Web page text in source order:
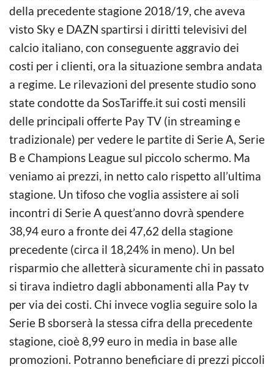
della precedente stagione 2018/19, che aveva
visto Sky e DAZN spartirsi i diritti televisivi del
calcio italiano, con conseguente aggravio dei
costi per i clienti, ora la situazione sembra andata
a regime. Le rilevazioni del presente studio sono
state condotte da SosTariffe.it sui costi mensili
delle principali offerte Pay TV (in streaming e
tradizionale) per vedere le partite di Serie A, Serie
B e Champions League sul piccolo schermo. Ma
veniamo ai prezzi, in netto calo rispetto all’ultima
stagione. Un tifoso che voglia assistere ai soli
incontri di Serie A quest’anno dovrà spendere
38,94 euro a fronte dei 47,62 della stagione
precedente (circa il 18,24% in meno). Un bel
risparmio che alletterà sicuramente chi in passato
si tirava indietro dagli abbonamenti alla Pay tv
per via dei costi. Chi invece voglia seguire solo la
Serie B sborserà la stessa cifra della precedente
stagione, cioè 8,99 euro in media in base alle
promozioni. Potranno beneficiare di prezzi piccoli